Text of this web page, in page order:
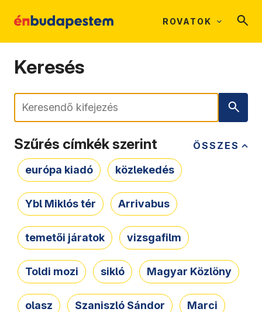
ROVATOK
Keresés
Keresés
ÖSSZES
Szűrés címkék szerint
európa kiadó közlekedés
Ybl Miklós tér Arrivabus
temetői járatok vizsgafilm
Toldi mozi sikló Magyar Közlöny
olasz Szaniszló Sándor Marci